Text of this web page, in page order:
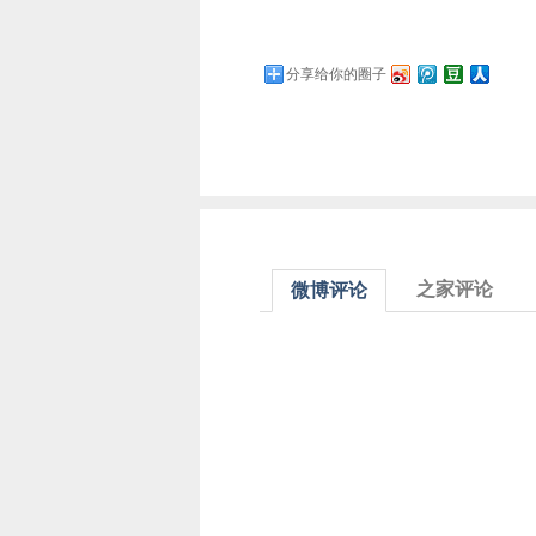
分享给你的圈子
微博评论 之家评论